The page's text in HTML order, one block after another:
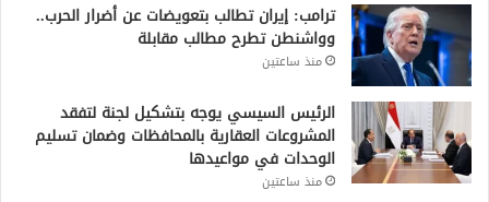
ترامب: إيران تطالب بتعويضات عن أضرار الحرب..
وواشنطن تطرح مطالب مقابلة
منذ ساعتين
الرئيس السيسي يوجه بتشكيل لجنة لتفقد
المشروعات العقارية بالمحافظات وضمان تسليم
الوحدات في مواعيدها
منذ ساعتين